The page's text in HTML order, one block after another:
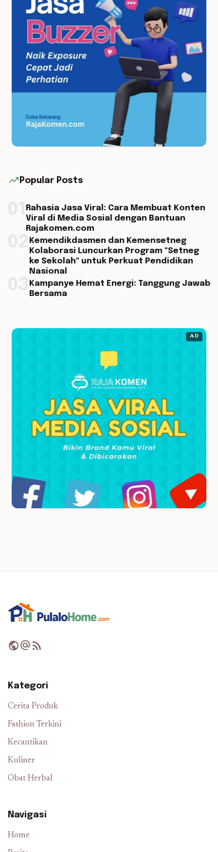
trending_up Popular Posts
Rahasia Jasa Viral: Cara Membuat Konten
Viral di Media Sosial dengan Bantuan
Rajakomen.com
Kemendikdasmen dan Kemensetneg
Kolaborasi Luncurkan Program "Setneg
ke Sekolah" untuk Perkuat Pendidikan
Nasional
Kampanye Hemat Energi: Tanggung Jawab
Bersama
AD
publicalternate_emailrss_feed
Kategori
Cerita Produk
Fashion Terkini
Kecantikan
Kuliner
Obat Herbal
Navigasi
Home